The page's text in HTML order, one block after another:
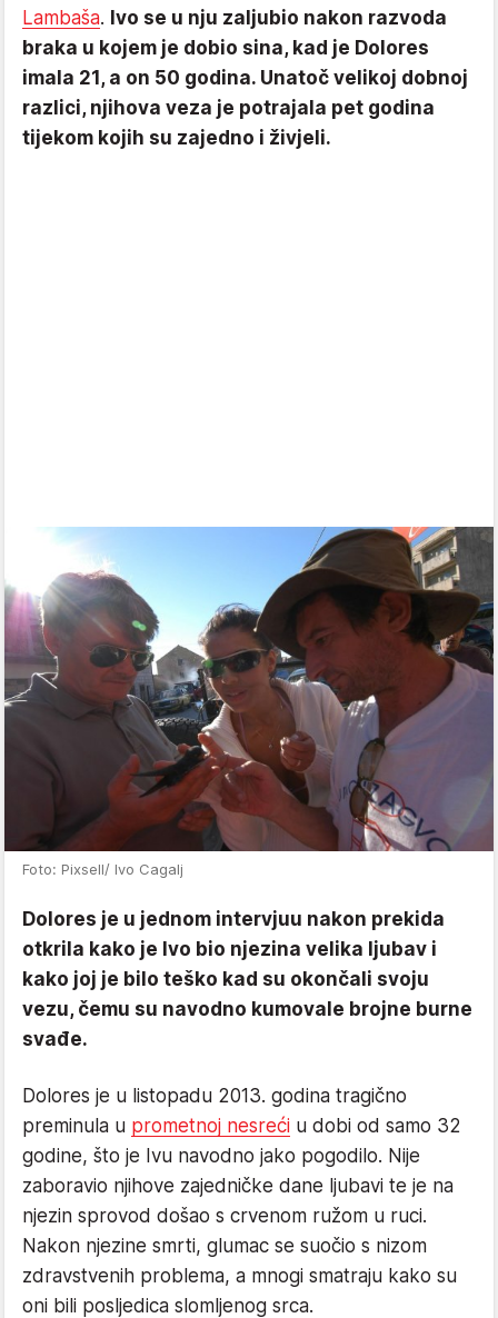
Lambaša. Ivo se u nju zaljubio nakon razvoda
braka u kojem je dobio sina, kad je Dolores
imala 21, a on 50 godina. Unatoč velikoj dobnoj
razlici, njihova veza je potrajala pet godina
tijekom kojih su zajedno i živjeli.
Foto: Pixsell/ Ivo Cagalj
Dolores je u jednom intervjuu nakon prekida
otkrila kako je Ivo bio njezina velika ljubav i
kako joj je bilo teško kad su okončali svoju
vezu, čemu su navodno kumovale brojne burne
svađe.
Dolores je u listopadu 2013. godina tragično
preminula u prometnoj nesreći u dobi od samo 32
godine, što je Ivu navodno jako pogodilo. Nije
zaboravio njihove zajedničke dane ljubavi te je na
njezin sprovod došao s crvenom ružom u ruci.
Nakon njezine smrti, glumac se suočio s nizom
zdravstvenih problema, a mnogi smatraju kako su
oni bili posljedica slomljenog srca.